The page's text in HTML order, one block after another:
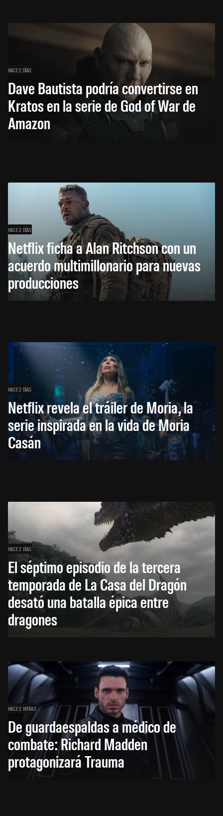
HACE 2 DÍAS
Dave Bautista podría convertirse en
Kratos en la serie de God of War de
Amazon
HACE 2 DÍAS
Netflix ficha a Alan Ritchson con un
acuerdo multimillonario para nuevas
producciones
HACE 2 DÍAS
Netflix revela el tráiler de Moria, la
serie inspirada en la vida de Moria
Casán
HACE 2 DÍAS
El séptimo episodio de la tercera
temporada de La Casa del Dragón
desató una batalla épica entre
dragones
HACE 2 HORAS
De guardaespaldas a médico de
combate: Richard Madden
protagonizará Trauma